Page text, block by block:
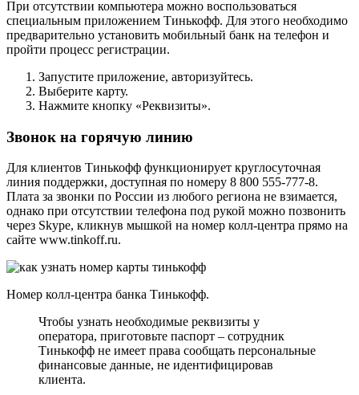
При отсутствии компьютера можно воспользоваться
специальным приложением Тинькофф. Для этого необходимо
предварительно установить мобильный банк на телефон и
пройти процесс регистрации.
Запустите приложение, авторизуйтесь.
Выберите карту.
Нажмите кнопку «Реквизиты».
Звонок на горячую линию
Для клиентов Тинькофф функционирует круглосуточная
линия поддержки, доступная по номеру 8 800 555-777-8.
Плата за звонки по России из любого региона не взимается,
однако при отсутствии телефона под рукой можно позвонить
через Skype, кликнув мышкой на номер колл-центра прямо на
сайте www.tinkoff.ru.
Номер колл-центра банка Тинькофф.
Чтобы узнать необходимые реквизиты у
оператора, приготовьте паспорт – сотрудник
Тинькофф не имеет права сообщать персональные
финансовые данные, не идентифицировав
клиента.